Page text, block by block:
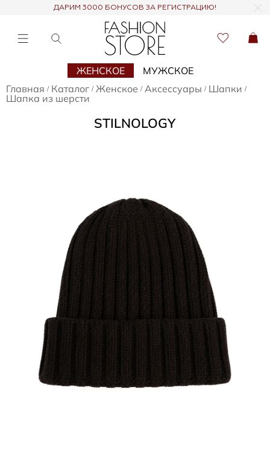
ДАРИМ 3000 БОНУСОВ ЗА РЕГИСТРАЦИЮ!
ЖЕНСКОЕ
МУЖСКОЕ
Главная / Каталог / Женское / Аксессуары / Шапки /
Шапка из шерсти
STILNOLOGY